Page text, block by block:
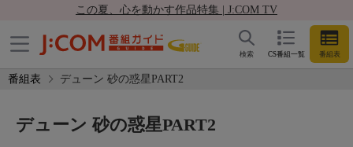
この夏、心を動かす作品特集 | J:COM TV
CS番組一覧 番組表
検索
番組表 デューン 砂の惑星PART2
デューン 砂の惑星PART2